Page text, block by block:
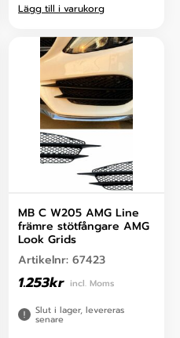
Lägg till i varukorg
MB C W205 AMG Line
främre stötfångare AMG
Look Grids
Artikelnr: 67423
1.253kr incl. Moms
Slut i lager, levereras
senare